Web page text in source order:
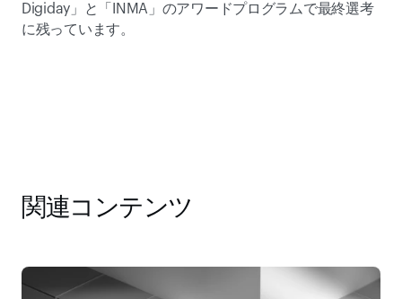
Digiday」と「INMA」のアワードプログラムで最終選考
に残っています。
関連コンテンツ